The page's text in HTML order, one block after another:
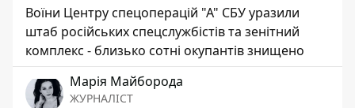
Воїни Центру спецоперацій "А" СБУ уразили
штаб російських спецслужбістів та зенітний
комплекс - близько сотні окупантів знищено
Марія Майборода
ЖУРНАЛІСТ